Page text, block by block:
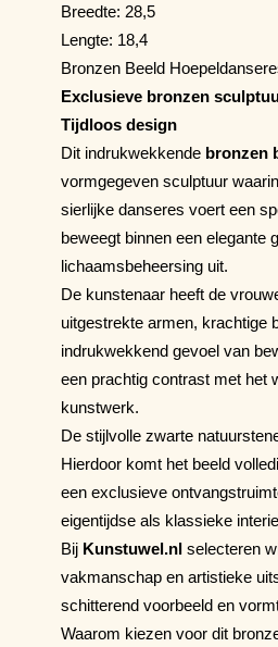
Breedte: 28,5
Lengte: 18,4
Bronzen Beeld
Exclusieve bronzen
Tijdloos design
Dit indrukwekkende bronzen
vormgegeven sculptuur
sierlijke danseres voert een
beweegt binnen een elegante
lichaamsbeheersing uit.
De kunstenaar heeft de
uitgestrekte armen, krachtige
indrukwekkend gevoel van
een prachtig contrast met het
kunstwerk.
De stijlvolle zwarte
Hierdoor komt het beeld
een exclusieve
eigentijdse als klassieke
Bij Kunstuwel.nl selecteren
vakmanschap en artistieke
schitterend voorbeeld en
Waarom kiezen voor dit